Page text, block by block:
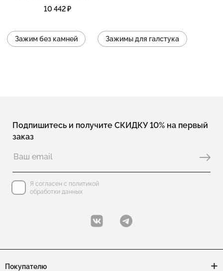
10 442 ₽
Зажим без камней Зажимы для галстука
Подпишитесь и получите СКИДКУ 10% на первый
заказ
Я согласен с политикой
обработки данных
Покупателю